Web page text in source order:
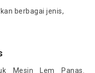
berbagai jenis,
Mesin Lem Panas.